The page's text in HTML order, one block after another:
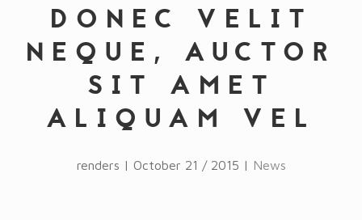
DONEC VELIT
NEQUE, AUCTOR
SIT AMET
ALIQUAM VEL
renders | October 21 / 2015 | News